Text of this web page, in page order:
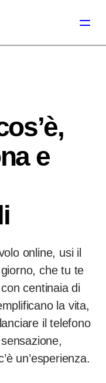
e
online, usi il
che tu te
centinaia di
la vita,
il telefono
un’esperienza.